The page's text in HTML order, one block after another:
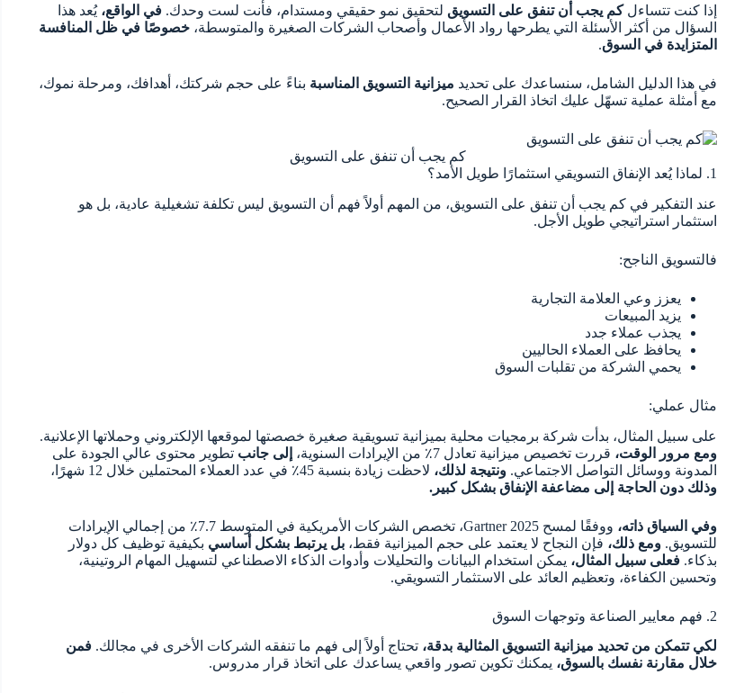
إذا كنت تتساءلكم يجب أن تنفق على التسويق لتحقيق نمو حقيقي ومستدام، فأنت لست وحدك. في الواقع، يُعد هذا
السؤال من أكثر الأسئلة التي يطرحها رواد الأعمال وأصحاب الشركات الصغيرة والمتوسطة، خصوصًا في ظل المنافسة
المتزايدة في السوق.
في هذا الدليل الشامل، سنساعدك على تحديد ميزانية التسويق المناسبة بناءً على حجم شركتك، أهدافك، ومرحلة نموك،
مع أمثلة عملية تسهّل عليك اتخاذ القرار الصحيح.
كم يجب أن تنفق على التسويق
1. لماذا يُعد الإنفاق التسويقي استثمارًا طويل الأمد؟
عند التفكير في كم يجب أن تنفق على التسويق، من المهم أولاً فهم أن التسويق ليس تكلفة تشغيلية عادية، بل هو
استثمار استراتيجي طويل الأجل.
فالتسويق الناجح:
يعزز وعي العلامة التجارية
يزيد المبيعات
يجذب عملاء جدد
يحافظ على العملاء الحاليين
يحمي الشركة من تقلبات السوق
مثال عملي:
على سبيل المثال، بدأت شركة برمجيات محلية بميزانية تسويقية صغيرة خصصتها لموقعها الإلكتروني وحملاتها الإعلانية.
ومع مرور الوقت، قررت تخصيص ميزانية تعادل 7٪ من الإيرادات السنوية، إلى جانب تطوير محتوى عالي الجودة على
المدونة ووسائل التواصل الاجتماعي. ونتيجة لذلك، لاحظت زيادة بنسبة 45٪ في عدد العملاء المحتملين خلال 12 شهرًا،
وذلك دون الحاجة إلى مضاعفة الإنفاق بشكل كبير.
وفي السياق ذاته،
ووفقًا لمسح Gartner 2025، تخصص الشركات الأمريكية في المتوسط 7.7٪ من إجمالي الإيرادات
للتسويق. ومع ذلك، فإن النجاح لا يعتمد على حجم الميزانية فقط، بل يرتبط بشكل أساسي بكيفية توظيف كل دولار
بذكاء. فعلى سبيل المثال، يمكن استخدام البيانات والتحليلات وأدوات الذكاء الاصطناعي لتسهيل المهام الروتينية،
وتحسين الكفاءة، وتعظيم العائد على الاستثمار التسويقي.
2. فهم معايير الصناعة وتوجهات السوق
لكي تتمكن من تحديد ميزانية التسويق المثالية بدقة، تحتاج أولاً إلى فهم ما تنفقه الشركات الأخرى في مجالك. فمن
خلال مقارنة نفسك بالسوق، يمكنك تكوين تصور واقعي يساعدك على اتخاذ قرار مدروس.